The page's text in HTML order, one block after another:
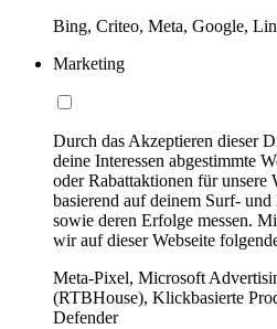
Bing, Criteo, Meta, Google,
Marketing
Durch das Akzeptieren dieser
deine Interessen abgestimmte
oder Rabattaktionen für unsere
basierend auf deinem Surf-
sowie deren Erfolge messen.
wir auf dieser Webseite
Meta-Pixel, Microsoft
(RTBHouse), Klickbasierte
Defender